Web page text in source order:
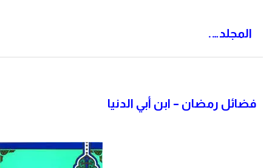
المجلد….
فضائل رمضان – ابن أبي الدنيا